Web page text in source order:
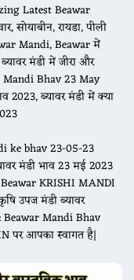
Latest Beawar
सोयाबीन, रायडा, पीली
Mandi, Beawar में
मंडी में जीरा और
Mandi Bhav 23 May
2023, ब्यावर मंडी में क्या
ke bhav 23-05-23
मंडी भाव 23 मई 2023
KRISHI MANDI
उपज मंडी ब्यावर
Mandi Bhav
पर आपका स्वागत है|